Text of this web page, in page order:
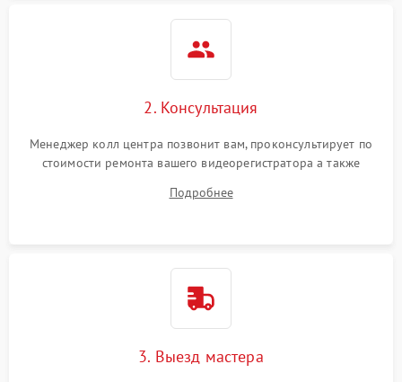
2. Консультация
Менеджер колл центра позвонит вам, проконсультирует по
стоимости ремонта вашего видеорегистратора а также
Подробнее
3. Выезд мастера